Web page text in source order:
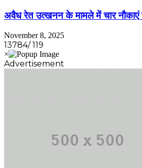
अवैध रेत उत्खनन के मामले में चार
November 8, 2025
13784/ 119
Advertisement